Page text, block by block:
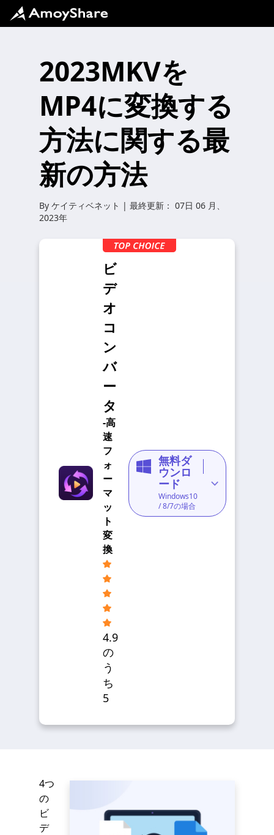
2023MKVを
MP4に変換する
方法に関する最
新の方法
By ケイティベネット | 最終更新： 07日 06 月、
2023年
ビ
デ
オ
コ
ン
バ
ー
タ
-高
速
フ
ォ
ー
マ
ッ
ト
変
換
4.9
の
う
ち
5
無料ダ
ウンロ
ード
Windows10
/ 8/7の場合
4つ
の
ビ
デ